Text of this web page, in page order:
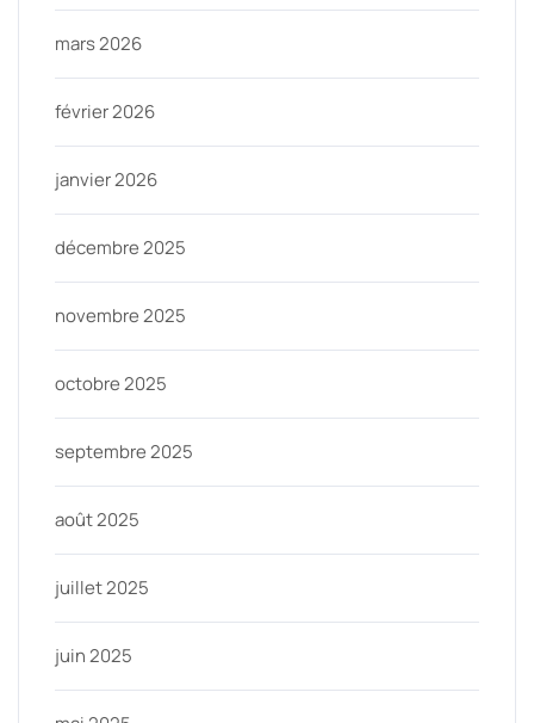
mars 2026
février 2026
janvier 2026
décembre 2025
novembre 2025
octobre 2025
septembre 2025
août 2025
juillet 2025
juin 2025